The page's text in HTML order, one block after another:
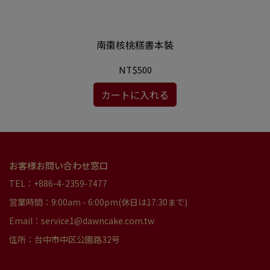
南棗核桃糕書本裝
NT$500
カートに入れる
お客様お問い合わせ窓口
TEL：+886-4-2359-7477
営業時間：9:00am - 6:00pm(休日は17:30まで)
Email：service1@dawncake.com.tw
住所：台中市中区公園路32号